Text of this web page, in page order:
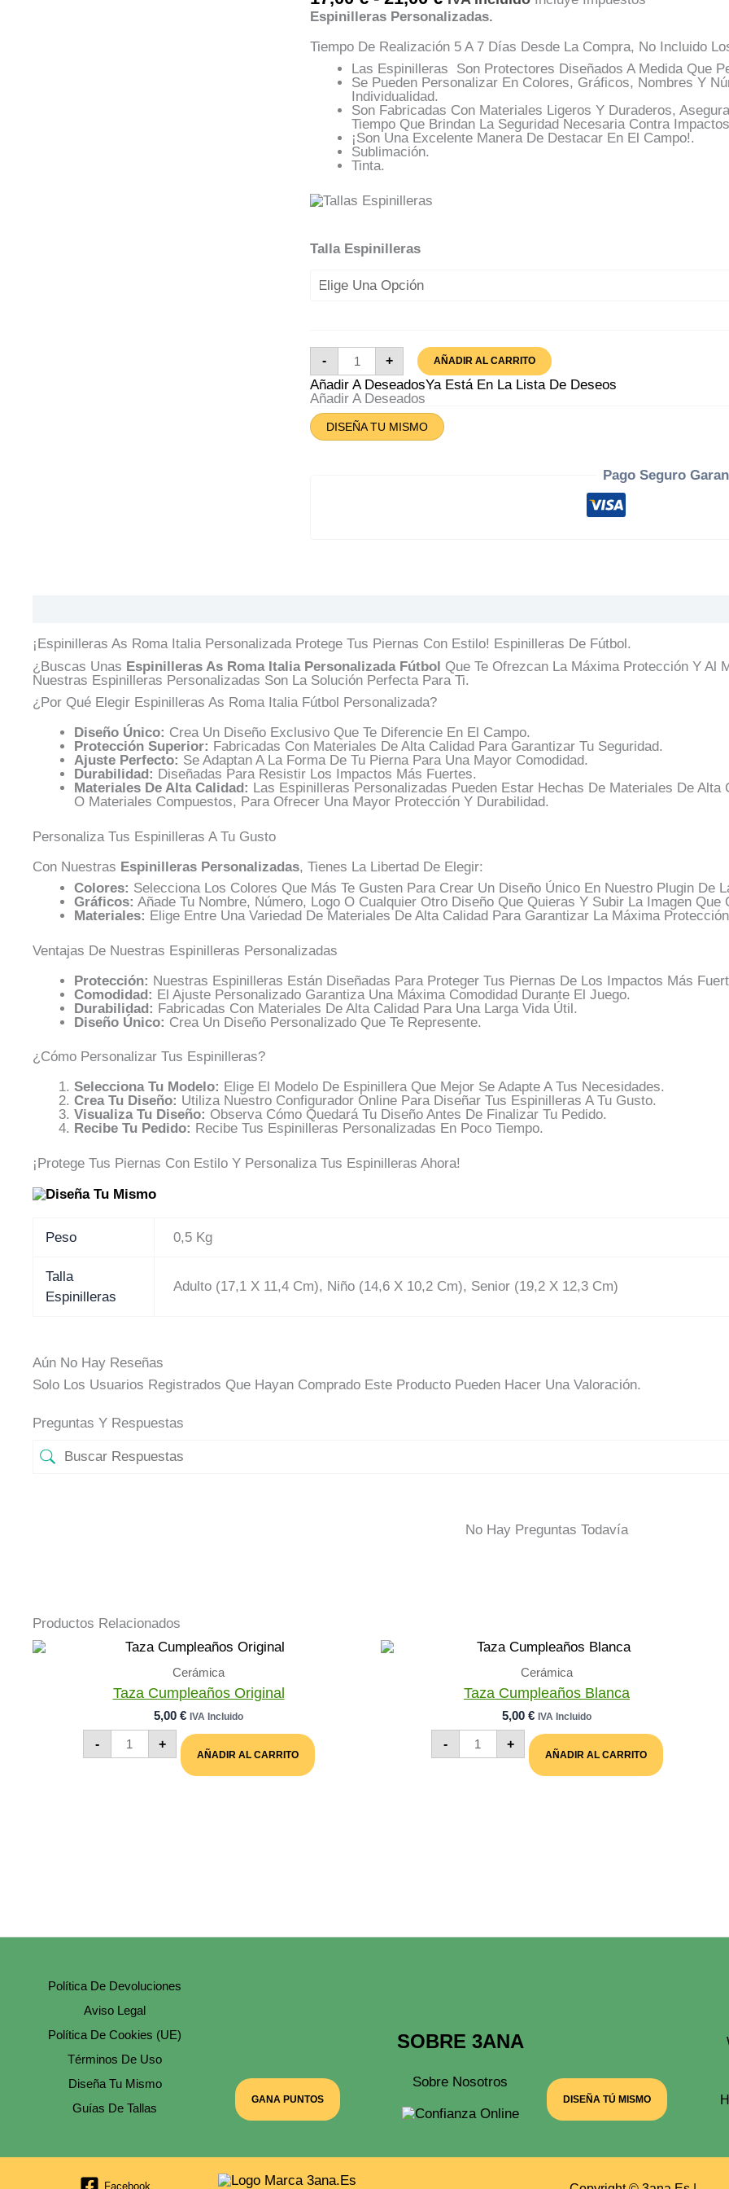
De
Precios:
Desde
17,00 €
Hasta
21,00 €
Espinilleras Personalizadas.
Tiempo De Realización 5 A 7 Días Desde La Compra, No Incluido
Las Espinilleras Son Protectores Diseñados A Medida Que
Se Pueden Personalizar En Colores, Gráficos, Nombres Y
Individualidad.
Son Fabricadas Con Materiales Ligeros Y Duraderos,
Tiempo Que Brindan La Seguridad Necesaria Contra
¡Son Una Excelente Manera De Destacar En El Campo!.
Sublimación.
Tinta.
Talla Espinilleras
-
Espinilleras
Roma
Italia
Cantidad
+ AÑADIR AL CARRITO
Añadir A DeseadosYa Está En La Lista De Deseos
Añadir A Deseados
DISEÑA TU MISMO
Pago Seguro
¡Espinilleras As Roma Italia Personalizada Protege Tus Piernas Con Estilo! Espinilleras De Fútbol.
¿Buscas Unas Espinilleras As Roma Italia Personalizada Fútbol Que Te Ofrezcan La Máxima Protección Y Al
Nuestras Espinilleras Personalizadas Son La Solución Perfecta Para Ti.
¿Por Qué Elegir Espinilleras As Roma Italia Fútbol Personalizada?
Diseño Único: Crea Un Diseño Exclusivo Que Te Diferencie En El Campo.
Protección Superior: Fabricadas Con Materiales De Alta Calidad Para Garantizar Tu Seguridad.
Ajuste Perfecto: Se Adaptan A La Forma De Tu Pierna Para Una Mayor Comodidad.
Durabilidad: Diseñadas Para Resistir Los Impactos Más Fuertes.
Materiales De Alta Calidad: Las Espinilleras Personalizadas Pueden Estar Hechas De Materiales De
O Materiales Compuestos, Para Ofrecer Una Mayor Protección Y Durabilidad.
Personaliza Tus Espinilleras A Tu Gusto
Con Nuestras Espinilleras Personalizadas, Tienes La Libertad De Elegir:
Colores: Selecciona Los Colores Que Más Te Gusten Para Crear Un Diseño Único En Nuestro Plugin De
Gráficos: Añade Tu Nombre, Número, Logo O Cualquier Otro Diseño Que Quieras Y Subir La Imagen Que
Materiales: Elige Entre Una Variedad De Materiales De Alta Calidad Para Garantizar La Máxima
Ventajas De Nuestras Espinilleras Personalizadas
Protección: Nuestras Espinilleras Están Diseñadas Para Proteger Tus Piernas De Los Impactos Más
Comodidad: El Ajuste Personalizado Garantiza Una Máxima Comodidad Durante El Juego.
Durabilidad: Fabricadas Con Materiales De Alta Calidad Para Una Larga Vida Útil.
Diseño Único: Crea Un Diseño Personalizado Que Te Represente.
¿Cómo Personalizar Tus Espinilleras?
Selecciona Tu Modelo: Elige El Modelo De Espinillera Que Mejor Se Adapte A Tus Necesidades.
Crea Tu Diseño: Utiliza Nuestro Configurador Online Para Diseñar Tus Espinilleras A Tu Gusto.
Visualiza Tu Diseño: Observa Cómo Quedará Tu Diseño Antes De Finalizar Tu Pedido.
Recibe Tu Pedido: Recibe Tus Espinilleras Personalizadas En Poco Tiempo.
¡Protege Tus Piernas Con Estilo Y Personaliza Tus Espinilleras Ahora!
Peso 0,5 Kg
Talla
Espinilleras
Adulto (17,1 X 11,4 Cm), Niño (14,6 X 10,2 Cm), Senior (19,2 X 12,3 Cm)
Aún No Hay Reseñas
Solo Los Usuarios Registrados Que Hayan Comprado Este Producto Pueden Hacer Una Valoración.
Preguntas Y Respuestas
No Hay Preguntas Todavía
Productos Relacionados
Cerámica
Taza Cumpleaños Original
5,00 € IVA Incluido
-
Taza
Cumpleaños
+
AÑADIR AL CARRITO
Cerámica
Taza Cumpleaños Blanca
5,00 € IVA Incluido
-
Taza
Cumpleaños
+
AÑADIR AL CARRITO
Política De Devoluciones
Aviso Legal
Política De Cookies (UE)
Términos De Uso
Diseña Tu Mismo
Guías De Tallas
GANA PUNTOS
SOBRE 3ANA
Sobre Nosotros
DISEÑA TÚ MISMO
Facebook